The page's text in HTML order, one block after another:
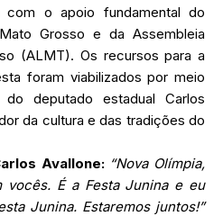
com o apoio fundamental do
Grosso e da Assembleia
(ALMT). Os recursos para a
foram viabilizados por meio
deputado estadual Carlos
da cultura e das tradições do
Avallone: “Nova Olímpia,
É a Festa Junina e eu
Junina. Estaremos juntos!”